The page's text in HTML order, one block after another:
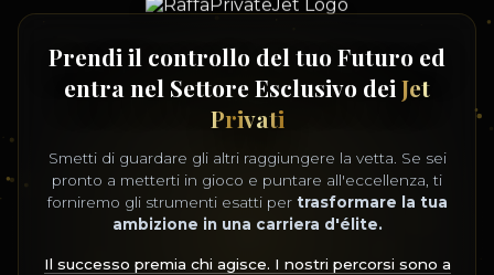
Prendi il controllo del tuo Futuro ed
entra nel Settore Esclusivo dei Jet
Privati
Smetti di guardare gli altri raggiungere la vetta. Se sei
pronto a metterti in gioco e puntare all'eccellenza, ti
forniremo gli strumenti esatti per trasformare la tua
ambizione in una carriera d'élite.
Il successo premia chi agisce. I nostri percorsi sono a